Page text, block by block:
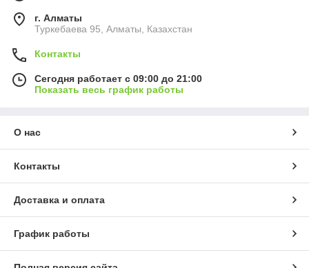
г. Алматы
Туркебаева 95, Алматы, Казахстан
Контакты
Сегодня работает с 09:00 до 21:00
Показать весь график работы
О нас
Контакты
Доставка и оплата
График работы